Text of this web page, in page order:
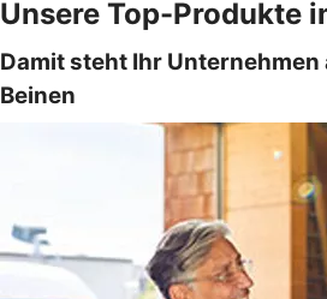
Unsere Top-Produkte
Damit steht Ihr
Beinen